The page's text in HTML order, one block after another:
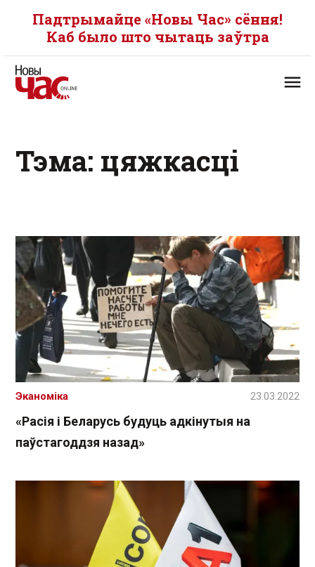
Падтрымайце «Новы Час» сёння!
Каб было што чытаць заўтра
Тэма: цяжкасці
«Расія і Беларусь будуць адкінутыя на
паўстагоддзя назад»
Эканоміка 23.03.2022